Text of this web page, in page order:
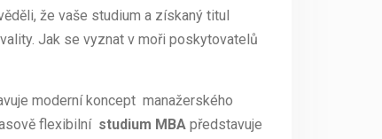
že vaše studium a získaný titul
Jak se vyznat v moři poskytovatelů
moderní koncept manažerského
flexibilní studium MBA představuje